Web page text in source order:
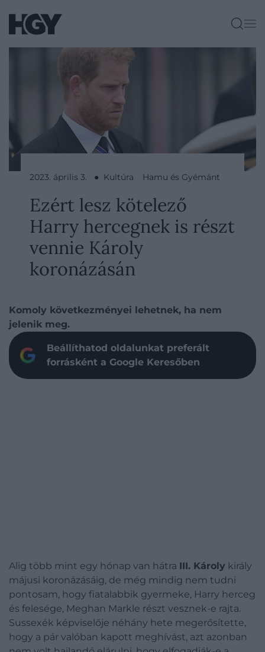
2023. április 3. ● Kultúra Hamu és Gyémánt
Ezért lesz kötelező
Harry hercegnek is részt
vennie Károly
koronázásán
Komoly következményei lehetnek, ha nem
jelenik meg.
Beállíthatod oldalunkat preferált
forrásként a Google Keresőben
Alig több mint egy hónap van hátra III. Károly király
májusi koronázásáig, de még mindig nem tudni
pontosam, hogy fiatalabbik gyermeke, Harry herceg
és felesége, Meghan Markle részt vesznek-e rajta.
Sussexék képviselője néhány hete megerősítette,
hogy a pár valóban kapott meghívást, azt azonban